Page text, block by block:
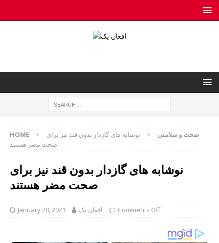
HOME صحت و سلامتی
نوشابه های گازدار بدون قند نیز برای
صحت مضر هستند
نوشابه های گازدار بدون قند نیز برای
صحت مضر هستند
January 28, 2021 افغان یک Comments Off